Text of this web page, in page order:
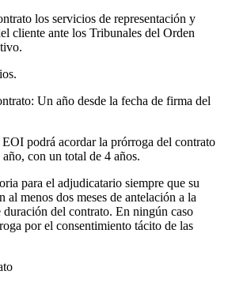
los servicios de representación y
cliente ante los Tribunales del Orden
Un año desde la fecha de firma del
podrá acordar la prórroga del contrato
con un total de 4 años.
para el adjudicatario siempre que su
al menos dos meses de antelación a la
del contrato. En ningún caso
por el consentimiento tácito de las